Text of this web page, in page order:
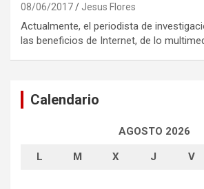
08/06/2017 Jesus Flores
Actualmente, el periodista de
las beneficios de Internet, de lo
Calendario
AGOSTO 2026
L M X J V